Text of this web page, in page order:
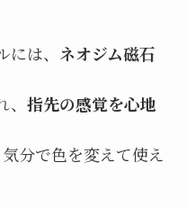
は、 ネオジム磁石
指先の感覚を心地
分で色を変えて使え